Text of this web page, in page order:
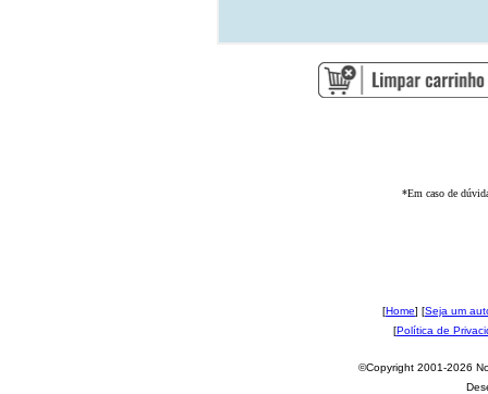
*Em caso de
[Home] [Seja um
[Política de
©Copyright 2001-2026